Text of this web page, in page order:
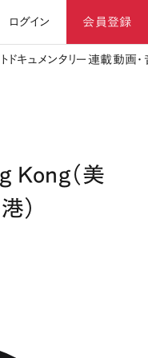
ログイン 会員登録
ドキュメンタリー 連載動画
Kong（美
）